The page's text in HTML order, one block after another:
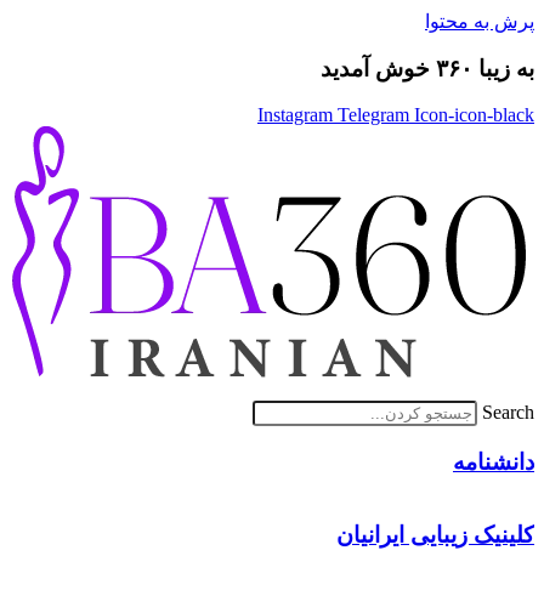
پرش به محتوا
به زیبا ۳۶۰ خوش آمدید
Instagram Telegram Icon-icon-black
Search
دانشنامه
کلینیک زیبایی ایرانیان